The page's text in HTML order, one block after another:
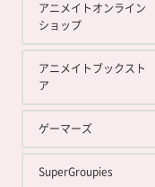
アニメイトオンライン
ショップ
アニメイトブックスト
ア
ゲーマーズ
SuperGroupies